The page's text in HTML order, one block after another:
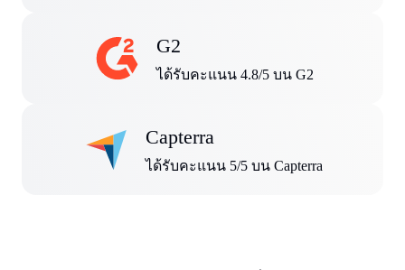
G2
ได้รับคะแนน 4.8/5 บน G2
Capterra
ได้รับคะแนน 5/5 บน Capterra